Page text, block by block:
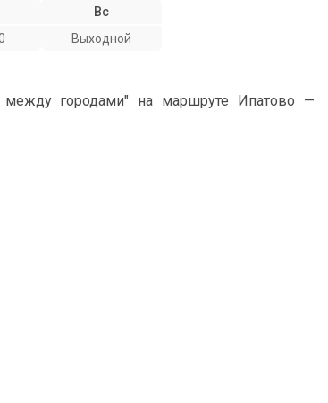
Вс
Выходной
между городами" на маршруте Ипатово —